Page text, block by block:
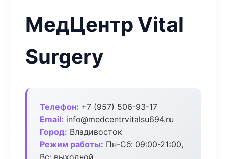
МедЦентр Vital
Surgery
Телефон: +7 (957) 506-93-17
Email: info@medcentrvitalsu694.ru
Город: Владивосток
Режим работы: Пн-Сб: 09:00-21:00,
Вс: выходной